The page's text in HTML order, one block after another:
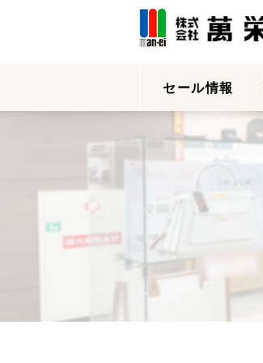
セール情報